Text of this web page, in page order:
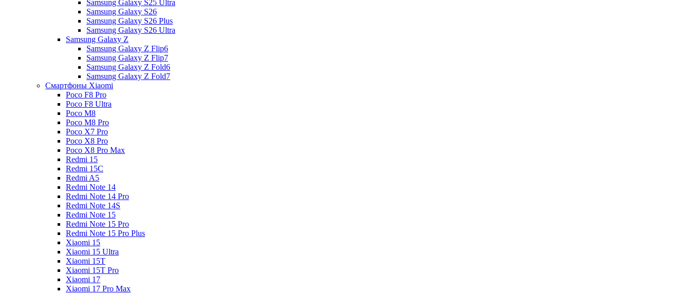
Samsung Galaxy S25 Ultra
Samsung Galaxy S26
Samsung Galaxy S26 Plus
Samsung Galaxy S26 Ultra
Samsung Galaxy Z
Samsung Galaxy Z Flip6
Samsung Galaxy Z Flip7
Samsung Galaxy Z Fold6
Samsung Galaxy Z Fold7
Смартфоны Xiaomi
Poco F8 Pro
Poco F8 Ultra
Poco M8
Poco M8 Pro
Poco X7 Pro
Poco X8 Pro
Poco X8 Pro Max
Redmi 15
Redmi 15C
Redmi A5
Redmi Note 14
Redmi Note 14 Pro
Redmi Note 14S
Redmi Note 15
Redmi Note 15 Pro
Redmi Note 15 Pro Plus
Xiaomi 15
Xiaomi 15 Ultra
Xiaomi 15T
Xiaomi 15T Pro
Xiaomi 17
Xiaomi 17 Pro Max